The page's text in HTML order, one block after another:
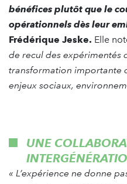
bénéfices plutôt que le
opérationnels dès leur
Frédérique Jeske. Elle
de recul des expérimentés
transformation importante
enjeux sociaux,
UNE
« L’expérience ne donne